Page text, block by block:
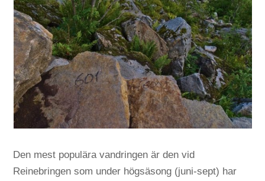
Den mest populära vandringen är den vid
Reinebringen som under högsäsong (juni-sept) har